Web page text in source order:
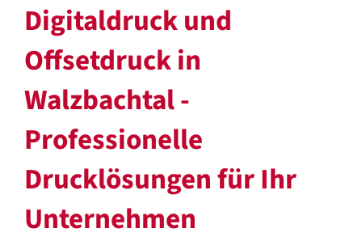
Digitaldruck und
Offsetdruck in
Walzbachtal -
Professionelle
Drucklösungen für Ihr
Unternehmen